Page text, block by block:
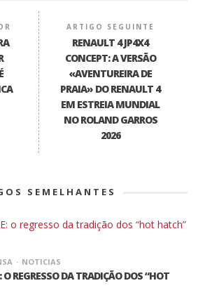
ARTIGO SEGUINTE
RENAULT 4 JP4X4
CONCEPT: A VERSÃO
«AVENTUREIRA DE
PRAIA» DO RENAULT 4
EM ESTREIA MUNDIAL
NO ROLAND GARROS
2026
SEMELHANTES
NOTICIAS
REGRESSO DA TRADIÇÃO DOS “HOT